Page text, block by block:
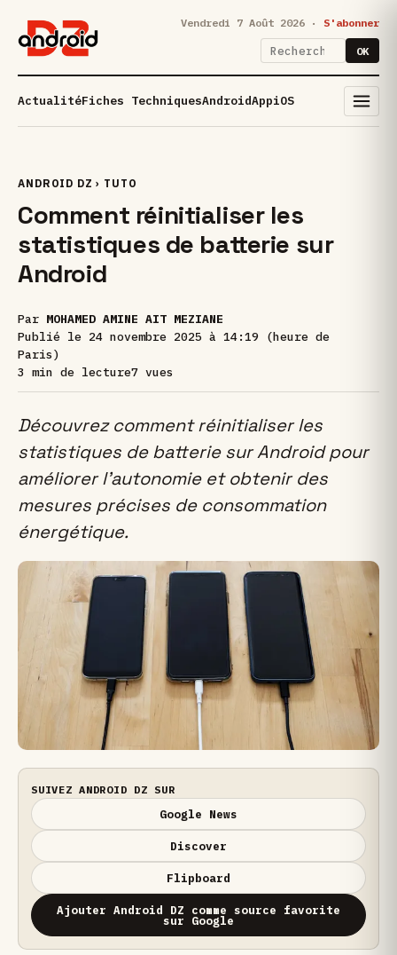
Vendredi 7 Août 2026 · S'abonner
OK
ActualitéFiches TechniquesAndroidAppiOS
ANDROID DZ › TUTO
Comment réinitialiser les
statistiques de batterie sur
Android
Par MOHAMED AMINE AIT MEZIANE
Publié le 24 novembre 2025 à 14:19 (heure de
Paris)
3 min de lecture7 vues
Découvrez comment réinitialiser les
statistiques de batterie sur Android pour
améliorer l’autonomie et obtenir des
mesures précises de consommation
énergétique.
SUIVEZ ANDROID DZ SUR
Google News
Discover
Flipboard
Ajouter Android DZ comme source favorite
sur Google